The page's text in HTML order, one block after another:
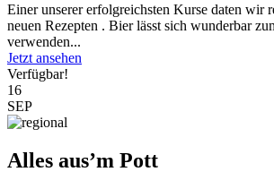
Einer unserer erfolgreichsten Kurse daten wir
neuen Rezepten . Bier lässt sich wunderbar
verwenden...
Jetzt ansehen
Verfügbar!
16
SEP
Alles aus’m Pott